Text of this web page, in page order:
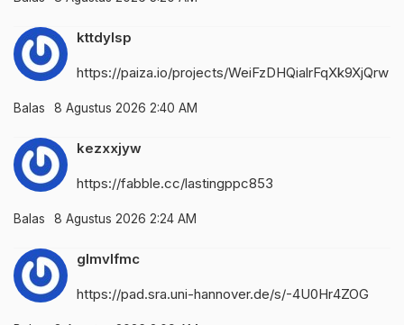
kttdylsp
https://paiza.io/projects/WeiFzDHQialrFqXk9XjQrw
Balas 8 Agustus 2026 2:40 AM
kezxxjyw
https://fabble.cc/lastingppc853
Balas 8 Agustus 2026 2:24 AM
glmvlfmc
https://pad.sra.uni-hannover.de/s/-4U0Hr4ZOG